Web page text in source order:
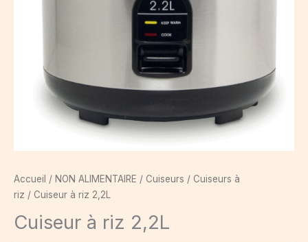
Accueil / NON ALIMENTAIRE / Cuiseurs / Cuiseurs à
riz / Cuiseur à riz 2,2L
Cuiseur à riz 2,2L